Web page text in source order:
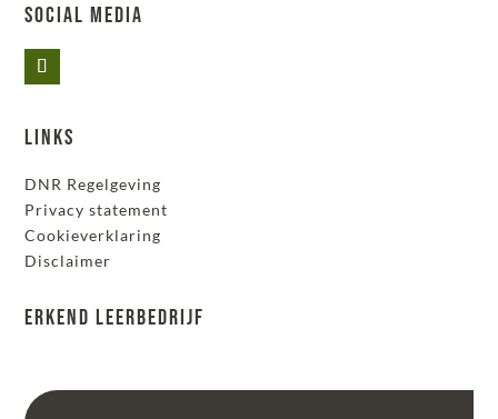
Social Media
Links
DNR Regelgeving
Privacy statement
Cookieverklaring
Disclaimer
Erkend leerbedrijf